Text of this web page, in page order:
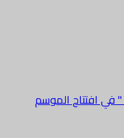
" في افتتاح الموسم